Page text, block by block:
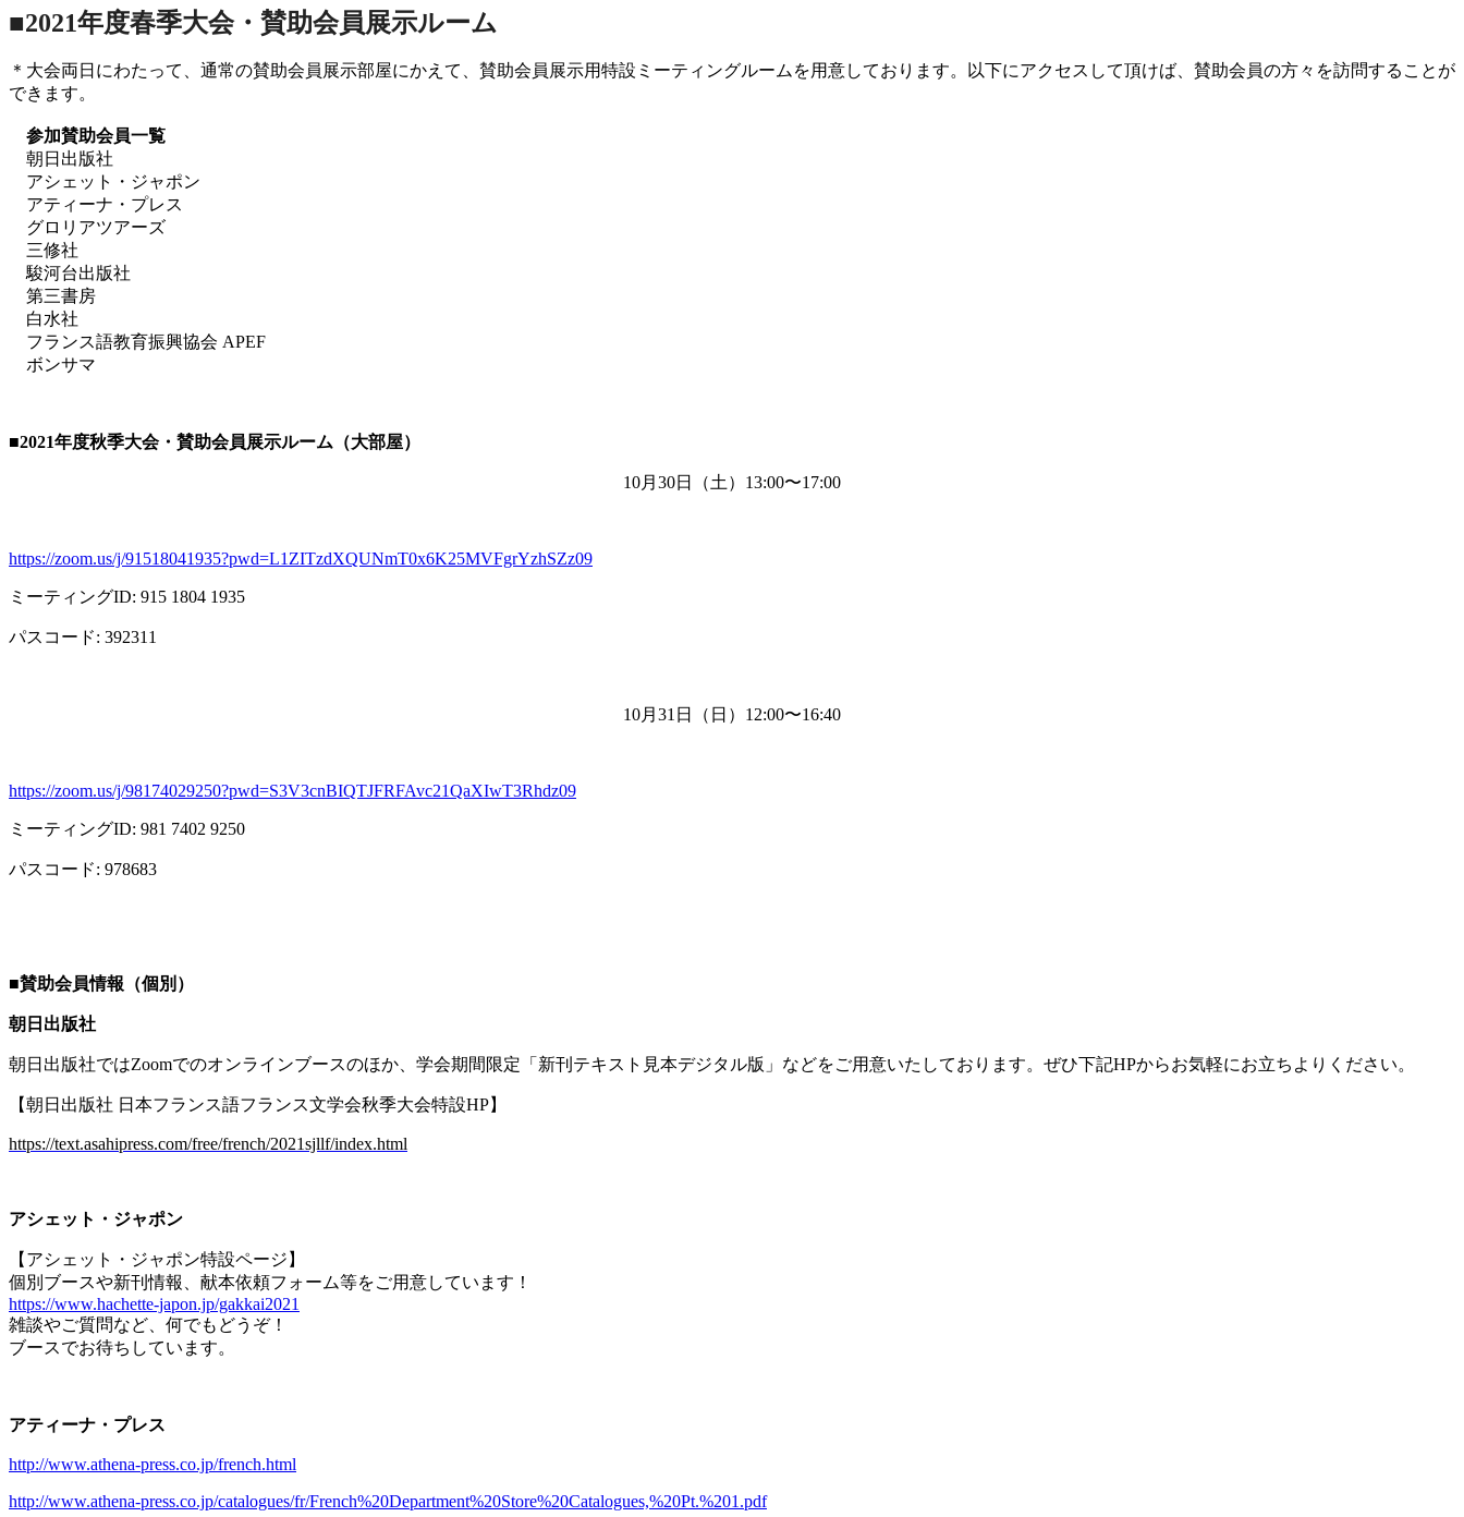
■2021年度春季大会・賛助会員展示ルーム
＊大会両日にわたって、通常の賛助会員展示部屋にかえて、賛助会員展示用特設ミーティングルームを用意しております。以下にアクセスして頂けば、賛助会員の方々を訪問することが
できます。
参加賛助会員一覧
朝日出版社
アシェット・ジャポン
アティーナ・プレス
グロリアツアーズ
三修社
駿河台出版社
第三書房
白水社
フランス語教育振興協会 APEF
ボンサマ
■2021年度秋季大会・賛助会員展示ルーム（大部屋）
10月 30日（土） 13:00〜17:00
https://zoom.us/j/91518041935?pwd=L1ZITzdXQUNmT0x6K25MVFgrYzhSZz09
ミーティングID: 915 1804 1935
パスコード: 392311
10月 31 日（日） 12:00〜16:40
https://zoom.us/j/98174029250?pwd=S3V3cnBIQTJFRFAvc21QaXIwT3Rhdz09
ミーティングID: 981 7402 9250
パスコード: 978683
■賛助会員情報（個別）
朝日出版社
朝日出版社ではZoomでのオンラインブースのほか、学会期間限定「新刊テキスト見本デジタル版」などをご用意いたしております。ぜひ下記HPからお気軽にお立ちよりください。
【朝日出版社 日本フランス語フランス文学会秋季大会特設HP】
https://text.asahipress.com/free/french/2021sjllf/index.html
アシェット・ジャポン
【アシェット・ジャポン特設ページ】
個別ブースや新刊情報、献本依頼フォーム等をご用意しています！
https://www.hachette-japon.jp/gakkai2021
雑談やご質問など、何でもどうぞ！
ブースでお待ちしています。
アティーナ・プレス
http://www.athena-press.co.jp/french.html
http://www.athena-press.co.jp/catalogues/fr/French%20Department%20Store%20Catalogues,%20Pt.%201.pdf